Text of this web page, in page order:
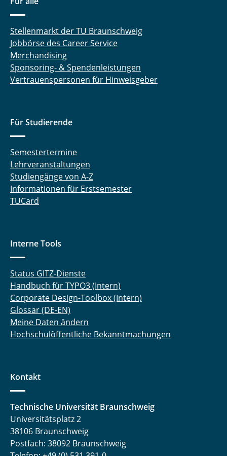
Stellenmarkt der TU Braunschweig
Jobbörse des Career Service
Merchandising
Sponsoring- & Spendenleistungen
Vertrauenspersonen für Hinweisgeber
Für Studierende
Semestertermine
Lehrveranstaltungen
Studiengänge von A-Z
Informationen für Erstsemester
TUCard
Interne Tools
Status GITZ-Dienste
Handbuch für TYPO3 (Intern)
Corporate Design-Toolbox (Intern)
Glossar (DE-EN)
Meine Daten ändern
Hochschulöffentliche Bekanntmachungen
Kontakt
Technische Universität Braunschweig
Universitätsplatz 2
38106 Braunschweig
Postfach: 38092 Braunschweig